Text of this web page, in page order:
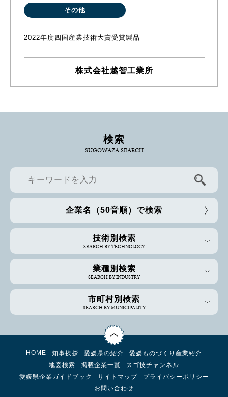
その他
2022年度四国産業技術大賞受賞製品
株式会社越智工業所
検索
SUGOWAZA SEARCH
企業名（50音順）で検索
技術別検索
SEARCH BY TECHNOLOGY
業種別検索
SEARCH BY INDUSTRY
市町村別検索
SEARCH BY MUNICIPALITY
HOME 知事挨拶 愛媛県の紹介
愛媛ものづくり産業紹介
地図検索
掲載企業一覧
スゴ技チャンネル
愛媛県企業ガイドブック
サイトマップ
プライバシーポリシー
お問い合わせ